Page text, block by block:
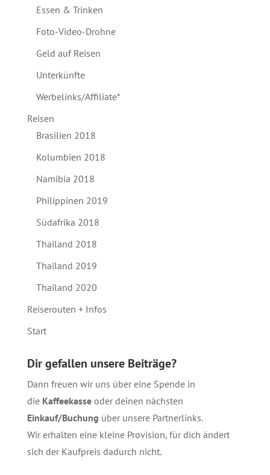
Essen & Trinken
Foto-Video-Drohne
Geld auf Reisen
Unterkünfte
Werbelinks/Affiliate*
Reisen
Brasilien 2018
Kolumbien 2018
Namibia 2018
Philippinen 2019
Südafrika 2018
Thailand 2018
Thailand 2019
Thailand 2020
Reiserouten + Infos
Start
Dir gefallen unsere Beiträge?
Dann freuen wir uns über eine Spende in
die Kaffeekasseoder deinen nächsten
Einkauf/Buchung über unsere Partnerlinks.
Wir erhalten eine kleine Provision, für dich ändert
sich der Kaufpreis dadurch nicht.